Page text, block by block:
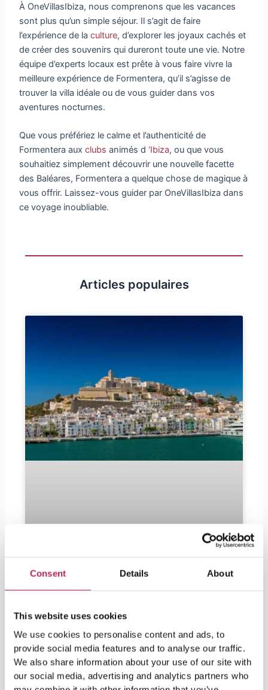
Consent Details About
This website uses cookies
We use cookies to personalise content and ads, to
provide social media features and to analyse our traffic.
We also share information about your use of our site with
our social media, advertising and analytics partners who
À OneVillasIbiza, nous comprenons que les vacances
sont plus qu’un simple séjour. Il s’agit de faire
l’expérience de laculture, d’explorer les joyaux cachés et
de créer des souvenirs qui dureront toute une vie. Notre
équipe d’experts locaux est prête à vous faire vivre la
meilleure expérience de Formentera, qu’il s’agisse de
trouver la villa idéale ou de vous guider dans vos
aventures nocturnes.
Que vous préfériez le calme et l’authenticité de
Formentera auxclubs animés d‘Ibiza, ou que vous
souhaitiez simplement découvrir une nouvelle facette
des Baléares, Formentera a quelque chose de magique à
vous offrir. Laissez-vous guider par OneVillasIbiza dans
ce voyage inoubliable.
Articles populaires
Ibiza ?
Dois-je apporter des euros à Ibiza ? Ibiza est
très demandée par les fêtards comme par les
amoureux de la nature et de la culture. Pour
les visiteurs qui partent bientôt et qui se